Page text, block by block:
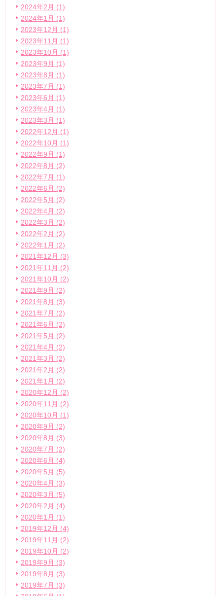
2024年2月 (1)
2024年1月 (1)
2023年12月 (1)
2023年11月 (1)
2023年10月 (1)
2023年9月 (1)
2023年8月 (1)
2023年7月 (1)
2023年6月 (1)
2023年4月 (1)
2023年3月 (1)
2022年12月 (1)
2022年10月 (1)
2022年9月 (1)
2022年8月 (2)
2022年7月 (1)
2022年6月 (2)
2022年5月 (2)
2022年4月 (2)
2022年3月 (2)
2022年2月 (2)
2022年1月 (2)
2021年12月 (3)
2021年11月 (2)
2021年10月 (2)
2021年9月 (2)
2021年8月 (3)
2021年7月 (2)
2021年6月 (2)
2021年5月 (2)
2021年4月 (2)
2021年3月 (2)
2021年2月 (2)
2021年1月 (2)
2020年12月 (2)
2020年11月 (2)
2020年10月 (1)
2020年9月 (2)
2020年8月 (3)
2020年7月 (2)
2020年6月 (4)
2020年5月 (5)
2020年4月 (3)
2020年3月 (5)
2020年2月 (4)
2020年1月 (1)
2019年12月 (4)
2019年11月 (2)
2019年10月 (2)
2019年9月 (3)
2019年8月 (3)
2019年7月 (3)